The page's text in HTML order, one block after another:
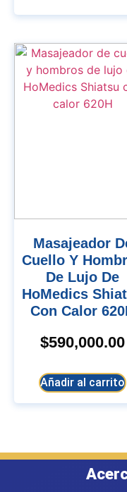
Masajeador De
Cuello Y
De Lujo De
HoMedics
Con Calor
$590,000.00
Añadir al carrito